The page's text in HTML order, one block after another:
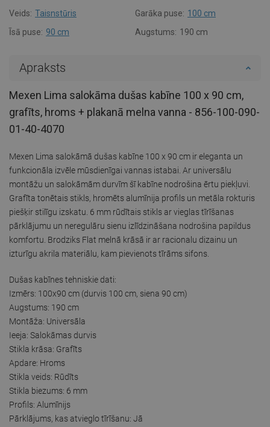
Veids: Taisnstūris Garāka puse: 100 cm
Īsā puse: 90 cm Augstums: 190 cm
Apraksts
Mexen Lima salokāma dušas kabīne 100 x 90 cm,
grafīts, hroms + plakanā melna vanna - 856-100-090-
01-40-4070
Mexen Lima salokāmā dušas kabīne 100 x 90 cm ir eleganta un
funkcionāla izvēle mūsdienīgai vannas istabai. Ar universālu
montāžu un salokāmām durvīm šī kabīne nodrošina ērtu piekļuvi.
Grafīta tonētais stikls, hromēts alumīnija profils un metāla rokturis
piešķir stilīgu izskatu. 6 mm rūdītais stikls ar vieglas tīrīšanas
pārklājumu un neregulāru sienu izlīdzināšana nodrošina papildus
komfortu. Brodziks Flat melnā krāsā ir ar racionalu dizainu un
izturīgu akrila materiālu, kam pievienots tīrāms sifons.
Dušas kabīnes tehniskie dati:
Izmērs: 100x90 cm (durvis 100 cm, siena 90 cm)
Augstums: 190 cm
Montāža: Universāla
Ieeja: Salokāmas durvis
Stikla krāsa: Grafīts
Apdare: Hroms
Stikla veids: Rūdīts
Stikla biezums: 6 mm
Profils: Alumīnijs
Pārklājums, kas atvieglo tīrīšanu: Jā